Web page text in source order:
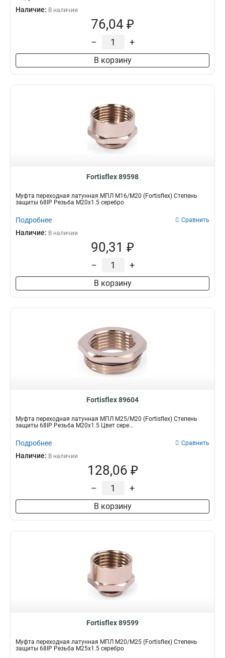
Наличие: В наличии
76,04 ₽
– +
В корзину
Fortisflex 89598
Муфта переходная латунная МПЛ М16/М20 (Fortisflex) Степень
защиты 68IP Резьба M20x1.5 серебро
Подробнее Сравнить
Наличие: В наличии
90,31 ₽
– +
В корзину
Fortisflex 89604
Муфта переходная латунная МПЛ М25/М20 (Fortisflex) Степень
защиты 68IP Резьба M20x1.5 Цвет сере...
Подробнее Сравнить
Наличие: В наличии
128,06 ₽
– +
В корзину
Fortisflex 89599
Муфта переходная латунная МПЛ М20/М25 (Fortisflex) Степень
защиты 68IP Резьба M25x1.5 серебро